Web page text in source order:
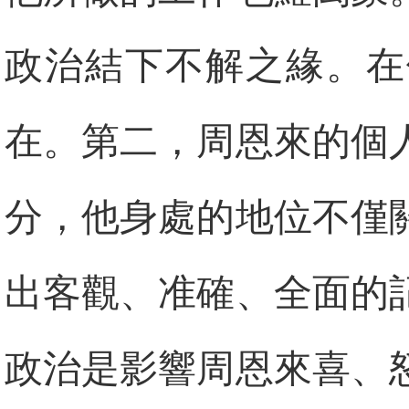
政治結下不解之緣。
在。第二，周恩來的個
分，他身處的地位不僅
出客觀、准確、全面的
政治是影響周恩來喜、